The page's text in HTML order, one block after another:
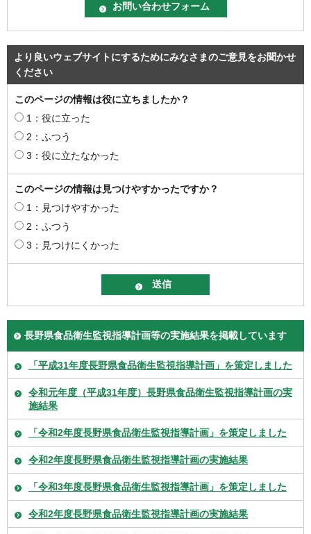
より良いウェブサイトにするためにみなさまのご意見をお聞かせ
ください
このページの情報は役に立ちましたか？
1：役に立った
2：ふつう
3：役に立たなかった
このページの情報は見つけやすかったですか？
1：見つけやすかった
2：ふつう
3：見つけにくかった
長野県食品衛生監視指導計画等の実施結果を掲載しています
「平成31年度長野県食品衛生監視指導計画」を策定しました
令和元年度（平成31年度）長野県食品衛生監視指導計画の実
施結果
「令和2年度長野県食品衛生監視指導計画」を策定しました
令和2年度長野県食品衛生監視指導計画の実施結果
「令和3年度長野県食品衛生監視指導計画」を策定しました
令和2年度長野県食品衛生監視指導計画の実施結果